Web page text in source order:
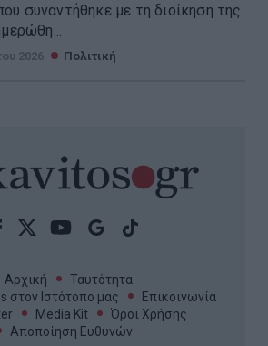
συναντήθηκε με τη διοίκηση της
2026 Πολιτική
Αρχική
Ταυτότητα
στον Ιστότοπο μας
Επικοινωνία
Media Kit
Όροι Χρήσης
Αποποίηση Ευθυνών